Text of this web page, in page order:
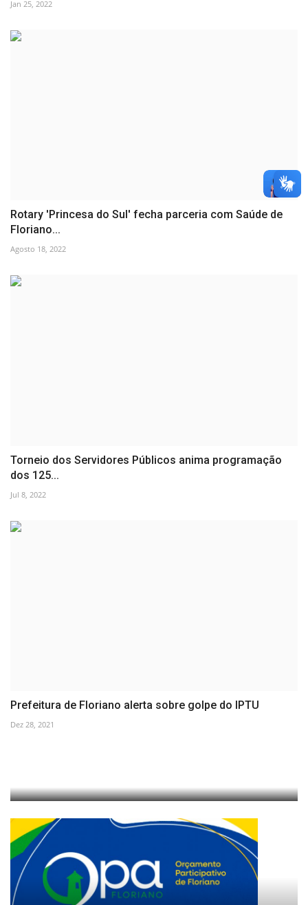
Jan 25, 2022
Rotary 'Princesa do Sul' fecha parceria com Saúde de
Floriano...
Agosto 18, 2022
Torneio dos Servidores Públicos anima programação
dos 125...
Jul 8, 2022
Prefeitura de Floriano alerta sobre golpe do IPTU
Dez 28, 2021